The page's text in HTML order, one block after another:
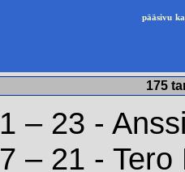
pääsivu
175
1 – 23 -
7 – 21 - Tero